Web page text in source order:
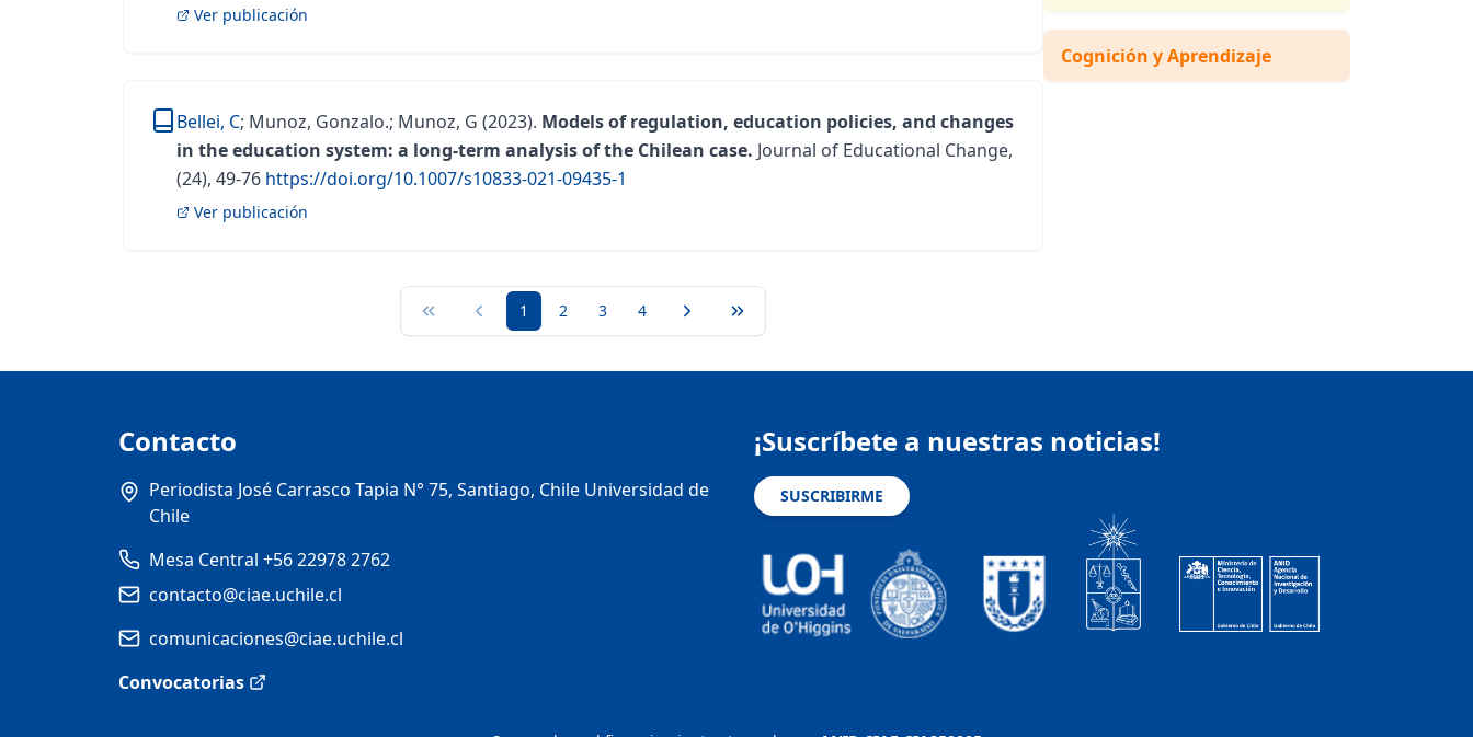
Ver publicación
Bellei, C; Munoz, Gonzalo.; Munoz, G (2023). Models of regulation, education policies, and changes
in the education system: a long-term analysis of the Chilean case. Journal of Educational Change,
(24), 49-76 https://doi.org/10.1007/s10833-021-09435-1
Ver publicación
Primera páginaPágina anterior
1 2 3 4 Página siguiente
Última página
Cognición y Aprendizaje
Contacto
Periodista José Carrasco Tapia N° 75, Santiago, Chile Universidad de
Chile
Mesa Central +56 22978 2762
contacto@ciae.uchile.cl
comunicaciones@ciae.uchile.cl
Convocatorias
¡Suscríbete a nuestras noticias!
SUSCRIBIRME